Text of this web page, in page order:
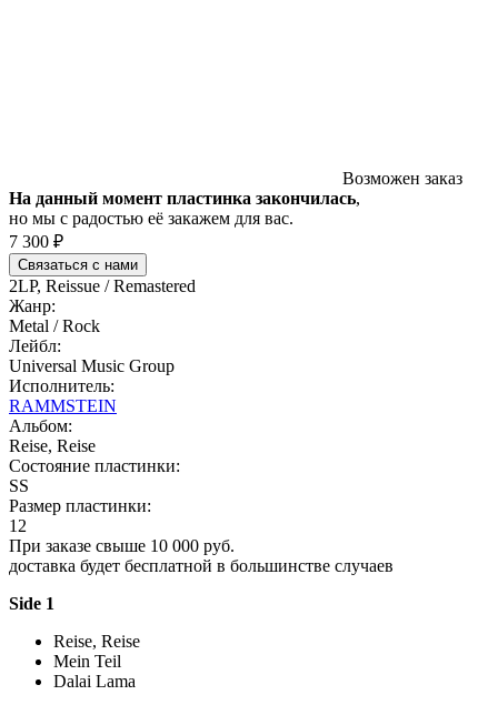
Возможен заказ
На данный момент пластинка закончилась,
но мы с радостью её закажем для вас.
7 300 ₽
Связаться с нами
2LP, Reissue / Remastered
Жанр:
Metal / Rock
Лейбл:
Universal Music Group
Исполнитель:
RAMMSTEIN
Альбом:
Reise, Reise
Состояние пластинки:
SS
Размер пластинки:
12
При заказе свыше 10 000 руб.
доставка будет бесплатной в большинстве случаев
Side 1
Reise, Reise
Mein Teil
Dalai Lama